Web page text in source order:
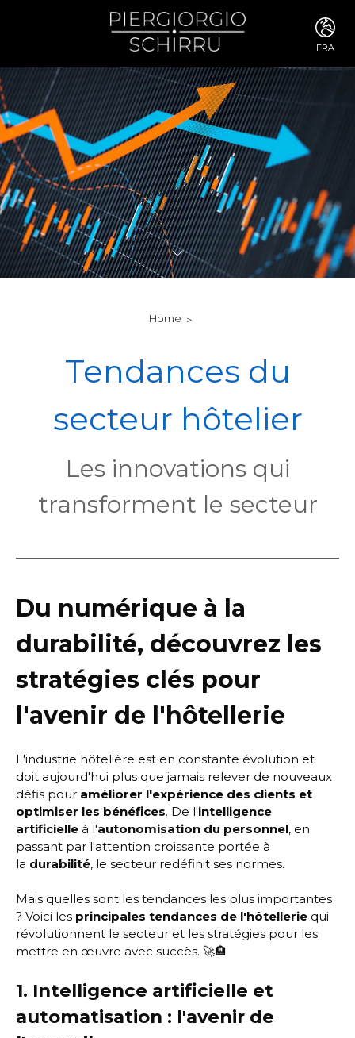
FRA
ITA
JPN
SVE
POR
ARA
DUT
KOR
Home
Tendances du
secteur hôtelier
Les innovations qui
transforment le secteur
Du numérique à la
durabilité, découvrez les
stratégies clés pour
l'avenir de l'hôtellerie
L'industrie hôtelière est en constante évolution et
doit aujourd'hui plus que jamais relever de nouveaux
défis pour améliorer l'expérience des clients et
optimiser les bénéfices. De l'intelligence
artificielle à l'autonomisation du personnel, en
passant par l'attention croissante portée à
la durabilité, le secteur redéfinit ses normes.
Mais quelles sont les tendances les plus importantes
? Voici les principales tendances de l'hôtellerie qui
révolutionnent le secteur et les stratégies pour les
mettre en œuvre avec succès. 🚀🏨
1. Intelligence artificielle et
automatisation : l'avenir de